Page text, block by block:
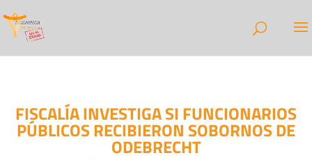
FISCALÍA INVESTIGA SI FUNCIONARIOS
PÚBLICOS RECIBIERON SOBORNOS DE
ODEBRECHT